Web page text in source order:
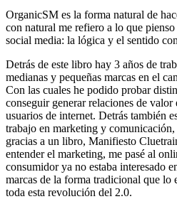
OrganicSM es la forma natural de
con natural me refiero a lo que
social media: la lógica y el sentido
Detrás de este libro hay 3 años de
medianas y pequeñas marcas en el
Con las cuales he podido probar
conseguir generar relaciones de valor
usuarios de internet. Detrás también
trabajo en marketing y
gracias a un libro, Manifiesto
entender el marketing, me pasé al
consumidor ya no estaba interesado
marcas de la forma tradicional que lo
toda esta revolución del 2.0.